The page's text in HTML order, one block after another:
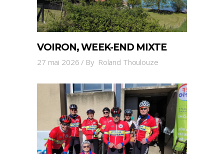
VOIRON, WEEK-END MIXTE
27 mai 2026 By Roland Thoulouze